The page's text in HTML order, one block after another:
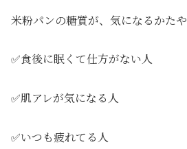
米粉パンの糖質が、気になるかたや
✅食後に眠くて仕方がない人
✅肌アレが気になる人
✅いつも疲れてる人